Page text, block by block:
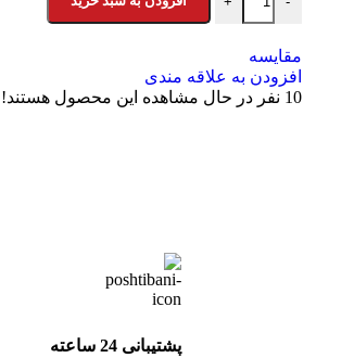
مقایسه
افزودن به علاقه مندی
10 نفر در حال مشاهده این محصول هستند!
پشتیبانی 24 ساعته